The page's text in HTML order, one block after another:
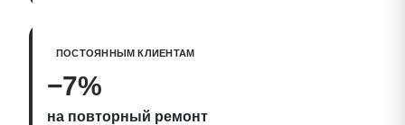
ПОСТОЯННЫМ КЛИЕНТАМ
−7%
на повторный ремонт